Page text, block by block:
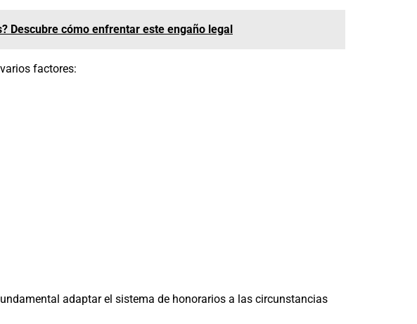
Descubre cómo enfrentar este engaño legal
factores:
adaptar el sistema de honorarios a las circunstancias